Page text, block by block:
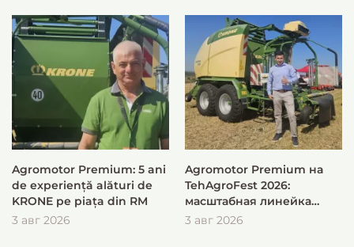
Agromotor Premium: 5 ani
de experiență alături de
KRONE pe piața din RM
3 авг 2026
Agromotor Premium на
TehAgroFest 2026:
масштабная линейка
KRONE для быстрой и
3 авг 2026